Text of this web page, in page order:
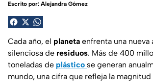
Escrito por: Alejandra Gómez
Cada año, el planeta enfrenta una nueva
silenciosa de residuos. Más de 400
toneladas de plástico se generan
mundo, una cifra que refleja la